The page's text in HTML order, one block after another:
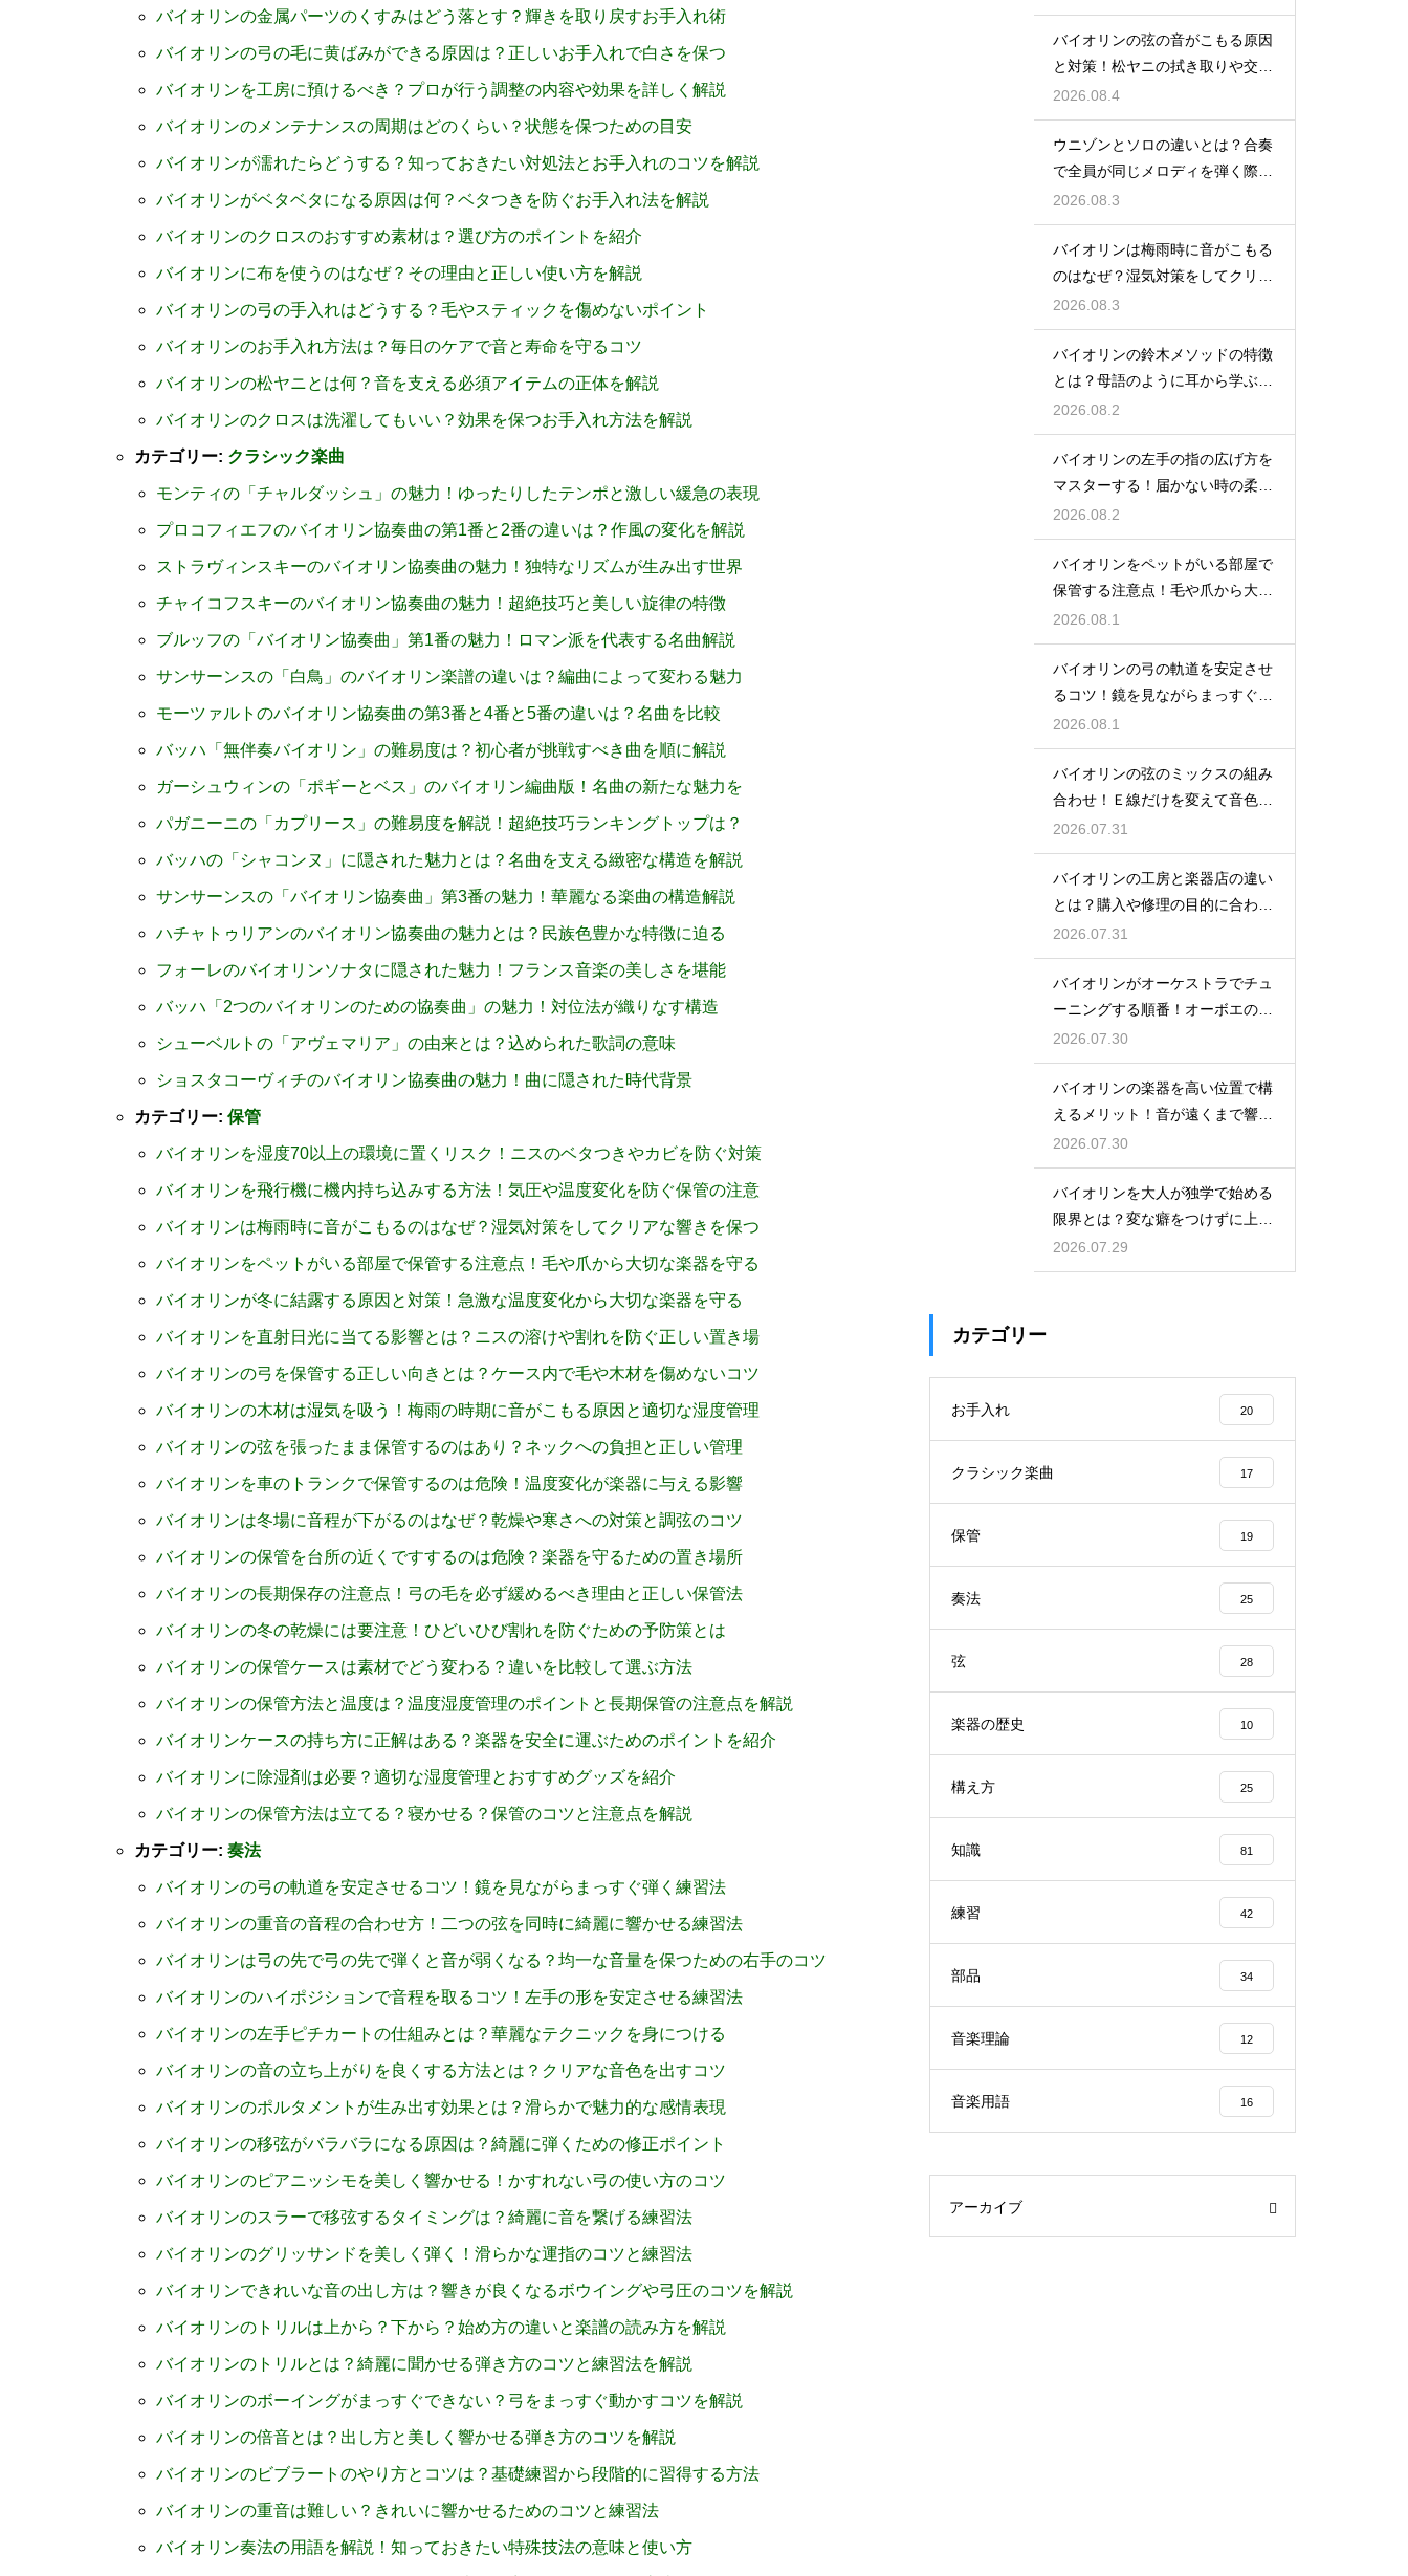
バイオリンの金属パーツのくすみはどう落とす？輝きを取り戻すお手入れ術
バイオリンの弓の毛に黄ばみができる原因は？正しいお手入れで白さを保つ
バイオリンを工房に預けるべき？プロが行う調整の内容や効果を詳しく解説
バイオリンのメンテナンスの周期はどのくらい？状態を保つための目安
バイオリンが濡れたらどうする？知っておきたい対処法とお手入れのコツを解説
バイオリンがベタベタになる原因は何？ベタつきを防ぐお手入れ法を解説
バイオリンのクロスのおすすめ素材は？選び方のポイントを紹介
バイオリンに布を使うのはなぜ？その理由と正しい使い方を解説
バイオリンの弓の手入れはどうする？毛やスティックを傷めないポイント
バイオリンのお手入れ方法は？毎日のケアで音と寿命を守るコツ
バイオリンの松ヤニとは何？音を支える必須アイテムの正体を解説
バイオリンのクロスは洗濯してもいい？効果を保つお手入れ方法を解説
カテゴリー: クラシック楽曲
モンティの「チャルダッシュ」の魅力！ゆったりしたテンポと激しい緩急の表現
プロコフィエフのバイオリン協奏曲の第1番と2番の違いは？作風の変化を解説
ストラヴィンスキーのバイオリン協奏曲の魅力！独特なリズムが生み出す世界
チャイコフスキーのバイオリン協奏曲の魅力！超絶技巧と美しい旋律の特徴
ブルッフの「バイオリン協奏曲」第1番の魅力！ロマン派を代表する名曲解説
サンサーンスの「白鳥」のバイオリン楽譜の違いは？編曲によって変わる魅力
モーツァルトのバイオリン協奏曲の第3番と4番と5番の違いは？名曲を比較
バッハ「無伴奏バイオリン」の難易度は？初心者が挑戦すべき曲を順に解説
ガーシュウィンの「ポギーとベス」のバイオリン編曲版！名曲の新たな魅力を
パガニーニの「カプリース」の難易度を解説！超絶技巧ランキングトップは？
バッハの「シャコンヌ」に隠された魅力とは？名曲を支える緻密な構造を解説
サンサーンスの「バイオリン協奏曲」第3番の魅力！華麗なる楽曲の構造解説
ハチャトゥリアンのバイオリン協奏曲の魅力とは？民族色豊かな特徴に迫る
フォーレのバイオリンソナタに隠された魅力！フランス音楽の美しさを堪能
バッハ「2つのバイオリンのための協奏曲」の魅力！対位法が織りなす構造
シューベルトの「アヴェマリア」の由来とは？込められた歌詞の意味
ショスタコーヴィチのバイオリン協奏曲の魅力！曲に隠された時代背景
カテゴリー: 保管
バイオリンを湿度70以上の環境に置くリスク！ニスのベタつきやカビを防ぐ対策
バイオリンを飛行機に機内持ち込みする方法！気圧や温度変化を防ぐ保管の注意
バイオリンは梅雨時に音がこもるのはなぜ？湿気対策をしてクリアな響きを保つ
バイオリンをペットがいる部屋で保管する注意点！毛や爪から大切な楽器を守る
バイオリンが冬に結露する原因と対策！急激な温度変化から大切な楽器を守る
バイオリンを直射日光に当てる影響とは？ニスの溶けや割れを防ぐ正しい置き場
バイオリンの弓を保管する正しい向きとは？ケース内で毛や木材を傷めないコツ
バイオリンの木材は湿気を吸う！梅雨の時期に音がこもる原因と適切な湿度管理
バイオリンの弦を張ったまま保管するのはあり？ネックへの負担と正しい管理
バイオリンを車のトランクで保管するのは危険！温度変化が楽器に与える影響
バイオリンは冬場に音程が下がるのはなぜ？乾燥や寒さへの対策と調弦のコツ
バイオリンの保管を台所の近くですするのは危険？楽器を守るための置き場所
バイオリンの長期保存の注意点！弓の毛を必ず緩めるべき理由と正しい保管法
バイオリンの冬の乾燥には要注意！ひどいひび割れを防ぐための予防策とは
バイオリンの保管ケースは素材でどう変わる？違いを比較して選ぶ方法
バイオリンの保管方法と温度は？温度湿度管理のポイントと長期保管の注意点を解説
バイオリンケースの持ち方に正解はある？楽器を安全に運ぶためのポイントを紹介
バイオリンに除湿剤は必要？適切な湿度管理とおすすめグッズを紹介
バイオリンの保管方法は立てる？寝かせる？保管のコツと注意点を解説
カテゴリー: 奏法
バイオリンの弓の軌道を安定させるコツ！鏡を見ながらまっすぐ弾く練習法
バイオリンの重音の音程の合わせ方！二つの弦を同時に綺麗に響かせる練習法
バイオリンは弓の先で弓の先で弾くと音が弱くなる？均一な音量を保つための右手のコツ
バイオリンのハイポジションで音程を取るコツ！左手の形を安定させる練習法
バイオリンの左手ピチカートの仕組みとは？華麗なテクニックを身につける
バイオリンの音の立ち上がりを良くする方法とは？クリアな音色を出すコツ
バイオリンのポルタメントが生み出す効果とは？滑らかで魅力的な感情表現
バイオリンの移弦がバラバラになる原因は？綺麗に弾くための修正ポイント
バイオリンのピアニッシモを美しく響かせる！かすれない弓の使い方のコツ
バイオリンのスラーで移弦するタイミングは？綺麗に音を繋げる練習法
バイオリンのグリッサンドを美しく弾く！滑らかな運指のコツと練習法
バイオリンできれいな音の出し方は？響きが良くなるボウイングや弓圧のコツを解説
バイオリンのトリルは上から？下から？始め方の違いと楽譜の読み方を解説
バイオリンのトリルとは？綺麗に聞かせる弾き方のコツと練習法を解説
バイオリンのボーイングがまっすぐできない？弓をまっすぐ動かすコツを解説
バイオリンの倍音とは？出し方と美しく響かせる弾き方のコツを解説
バイオリンのビブラートのやり方とコツは？基礎練習から段階的に習得する方法
バイオリンの重音は難しい？きれいに響かせるためのコツと練習法
バイオリン奏法の用語を解説！知っておきたい特殊技法の意味と使い方
バイオリンの弦の音がこもる原因
と対策！松ヤニの拭き取りや交換
時期を見直す
2026.08.4
ウニゾンとソロの違いとは？合奏
で全員が同じメロディを弾く際の
一体感と魅力
2026.08.3
バイオリンは梅雨時に音がこもる
のはなぜ？湿気対策をしてクリア
な響きを保つ
2026.08.3
バイオリンの鈴木メソッドの特徴
とは？母語のように耳から学ぶ音
楽教育の魅力
2026.08.2
バイオリンの左手の指の広げ方を
マスターする！届かない時の柔軟
ストレッチ練習
2026.08.2
バイオリンをペットがいる部屋で
保管する注意点！毛や爪から大切
な楽器を守る
2026.08.1
バイオリンの弓の軌道を安定させ
るコツ！鏡を見ながらまっすぐ弾
く練習法
2026.08.1
バイオリンの弦のミックスの組み
合わせ！Ｅ線だけを変えて音色の
バランスをとる
2026.07.31
バイオリンの工房と楽器店の違い
とは？購入や修理の目的に合わせ
た選び方
2026.07.31
バイオリンがオーケストラでチュ
ーニングする順番！オーボエの音
に合わせる
2026.07.30
バイオリンの楽器を高い位置で構
えるメリット！音が遠くまで響く
姿勢の作り方
2026.07.30
バイオリンを大人が独学で始める
限界とは？変な癖をつけずに上達
するための策
2026.07.29
カテゴリー
お手入れ 20
クラシック楽曲 17
保管 19
奏法 25
弦 28
楽器の歴史 10
構え方 25
知識 81
練習 42
部品 34
音楽理論 12
音楽用語 16
アーカイブ